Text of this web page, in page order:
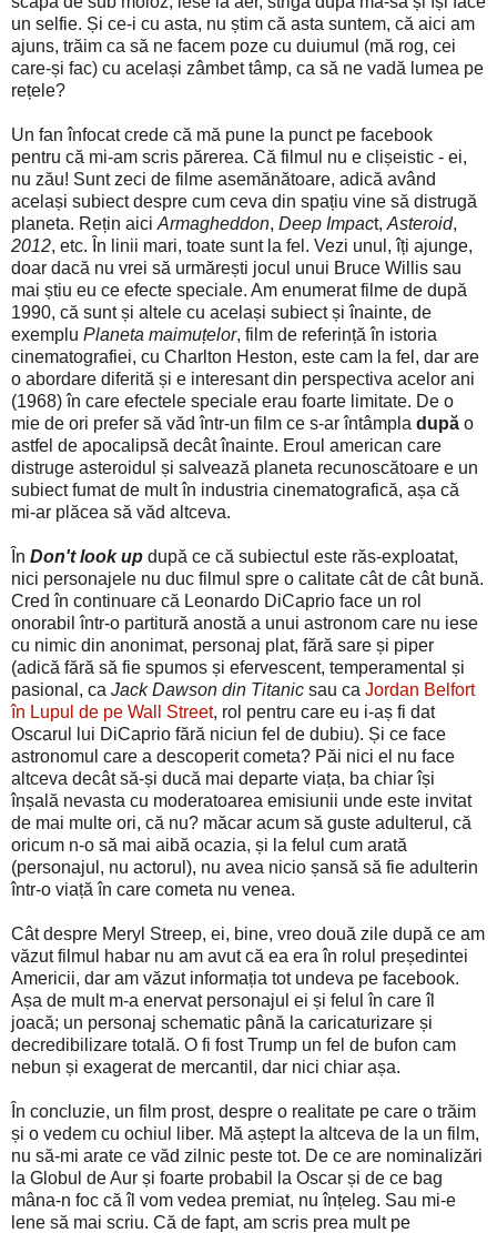
un selfie. Și ce-i cu asta, nu știm că asta suntem, că aici am
ajuns, trăim ca să ne facem poze cu duiumul (mă rog, cei
care-și fac) cu același zâmbet tâmp, ca să ne vadă lumea pe
rețele?
Un fan înfocat crede că mă pune la punct pe facebook
pentru că mi-am scris părerea. Că filmul nu e clișeistic - ei,
nu zău! Sunt zeci de filme asemănătoare, adică având
același subiect despre cum ceva din spațiu vine să distrugă
planeta. Rețin aici Armagheddon, Deep Impact, Asteroid,
2012, etc. În linii mari, toate sunt la fel. Vezi unul, îți ajunge,
doar dacă nu vrei să urmărești jocul unui Bruce Willis sau
mai știu eu ce efecte speciale. Am enumerat filme de după
1990, că sunt și altele cu același subiect și înainte, de
exemplu Planeta maimuțelor, film de referință în istoria
cinematografiei, cu Charlton Heston, este cam la fel, dar are
o abordare diferită și e interesant din perspectiva acelor ani
(1968) în care efectele speciale erau foarte limitate. De o
mie de ori prefer să văd într-un film ce s-ar întâmpla după o
astfel de apocalipsă decât înainte. Eroul american care
distruge asteroidul și salvează planeta recunoscătoare e un
subiect fumat de mult în industria cinematografică, așa că
mi-ar plăcea să văd altceva.
În Don't look up după ce că subiectul este răs-exploatat,
nici personajele nu duc filmul spre o calitate cât de cât bună.
Cred în continuare că Leonardo DiCaprio face un rol
onorabil într-o partitură anostă a unui astronom care nu iese
cu nimic din anonimat, personaj plat, fără sare și piper
(adică fără să fie spumos și efervescent, temperamental și
pasional, ca Jack Dawson din Titanic sau ca Jordan Belfort
în Lupul de pe Wall Street, rol pentru care eu i-aș fi dat
Oscarul lui DiCaprio fără niciun fel de dubiu). Și ce face
astronomul care a descoperit cometa? Păi nici el nu face
altceva decât să-și ducă mai departe viața, ba chiar își
înșală nevasta cu moderatoarea emisiunii unde este invitat
de mai multe ori, că nu? măcar acum să guste adulterul, că
oricum n-o să mai aibă ocazia, și la felul cum arată
(personajul, nu actorul), nu avea nicio șansă să fie adulterin
într-o viață în care cometa nu venea.
Cât despre Meryl Streep, ei, bine, vreo două zile după ce am
văzut filmul habar nu am avut că ea era în rolul președintei
Americii, dar am văzut informația tot undeva pe facebook.
Așa de mult m-a enervat personajul ei și felul în care îl
joacă; un personaj schematic până la caricaturizare și
decredibilizare totală. O fi fost Trump un fel de bufon cam
nebun și exagerat de mercantil, dar nici chiar așa.
În concluzie, un film prost, despre o realitate pe care o trăim
și o vedem cu ochiul liber. Mă aștept la altceva de la un film,
nu să-mi arate ce văd zilnic peste tot. De ce are nominalizări
la Globul de Aur și foarte probabil la Oscar și de ce bag
mâna-n foc că îl vom vedea premiat, nu înțeleg. Sau mi-e
lene să mai scriu. Că de fapt, am scris prea mult pe